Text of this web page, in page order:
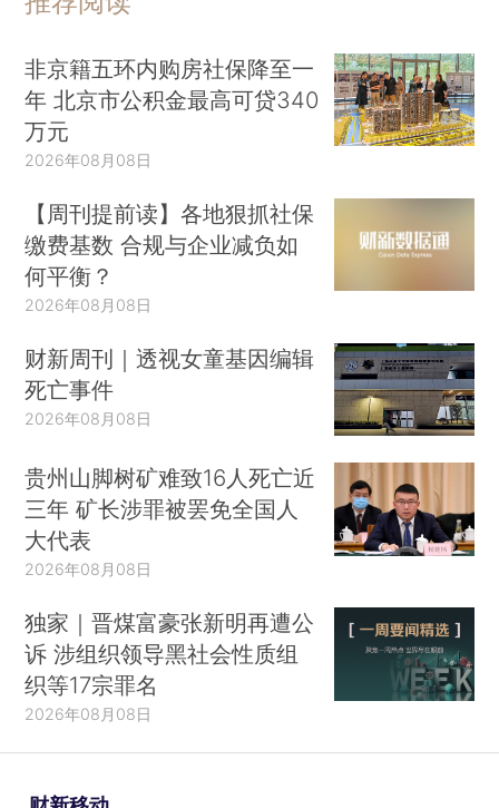
非京籍五环内购房社保降至一
年 北京市公积金最高可贷340
万元
2026年08月08日
【周刊提前读】各地狠抓社保
缴费基数 合规与企业减负如
何平衡？
2026年08月08日
财新周刊｜透视女童基因编辑
死亡事件
2026年08月08日
贵州山脚树矿难致16人死亡近
三年 矿长涉罪被罢免全国人
大代表
2026年08月08日
独家｜晋煤富豪张新明再遭公
诉 涉组织领导黑社会性质组
织等17宗罪名
2026年08月08日